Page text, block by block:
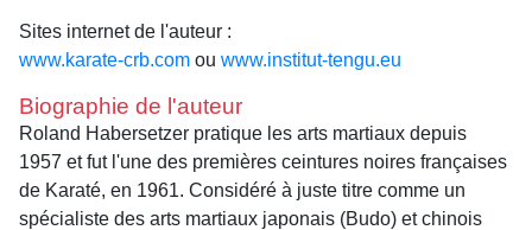
Sites internet de l'auteur :
www.karate-crb.com ou www.institut-tengu.eu
Biographie de l'auteur
Roland Habersetzer pratique les arts martiaux depuis
1957 et fut l'une des premières ceintures noires françaises
de Karaté, en 1961. Considéré à juste titre comme un
spécialiste des arts martiaux japonais (Budo) et chinois